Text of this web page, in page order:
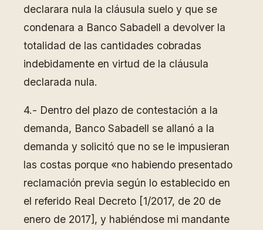
declarara nula la cláusula suelo y que se
condenara a Banco Sabadell a devolver la
totalidad de las cantidades cobradas
indebidamente en virtud de la cláusula
declarada nula.
4.- Dentro del plazo de contestación a la
demanda, Banco Sabadell se allanó a la
demanda y solicitó que no se le impusieran
las costas porque «no habiendo presentado
reclamación previa según lo establecido en
el referido Real Decreto [1/2017, de 20 de
enero de 2017], y habiéndose mi mandante